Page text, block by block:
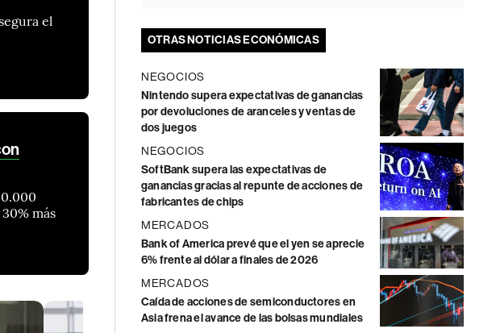
el
más
OTRAS NOTICIAS ECONÓMICAS
NEGOCIOS
Nintendo supera expectativas de ganancias
por devoluciones de aranceles y ventas de
dos juegos
NEGOCIOS
SoftBank supera las expectativas de
ganancias gracias al repunte de acciones de
fabricantes de chips
MERCADOS
Bank of America prevé que el yen se aprecie
6% frente al dólar a finales de 2026
MERCADOS
Caída de acciones de semiconductores en
Asia frena el avance de las bolsas mundiales